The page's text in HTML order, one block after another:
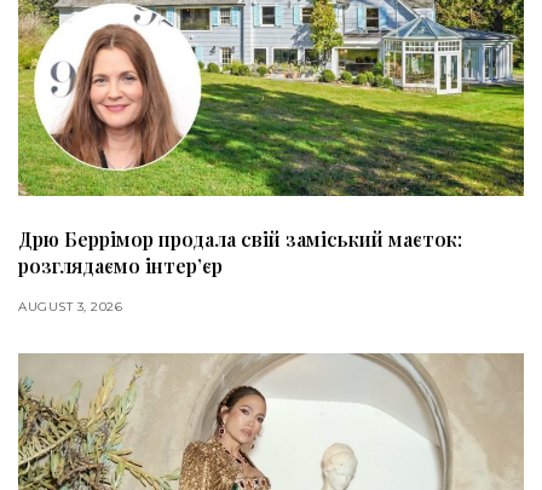
Дрю Беррімор продала свій заміський маєток:
розглядаємо інтер’єр
AUGUST 3, 2026